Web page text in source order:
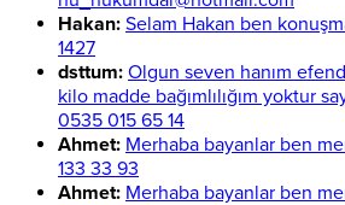
Hakan: Selam Hakan ben
1427
dsttum: Olgun seven hanım
kilo madde bağımlılığım yoktur
0535 015 65 14
Ahmet: Merhaba bayanlar ben
133 33 93
Ahmet: Merhaba bayanlar ben